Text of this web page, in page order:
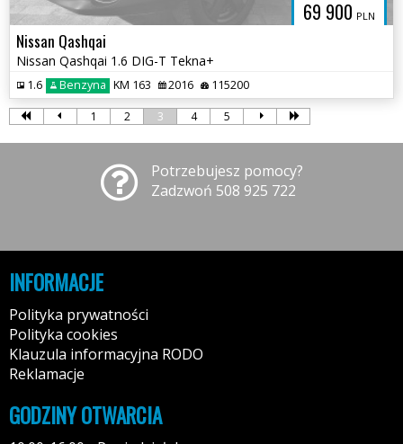
69 900 PLN
Nissan Qashqai
Nissan Qashqai 1.6 DIG-T Tekna+
1.6 Benzyna KM 163 2016 115200
1 2 3 4 5
Potrzebujesz pomocy?
Zadzwoń 508 925 722
INFORMACJE
Polityka prywatności
Polityka cookies
Klauzula informacyjna RODO
Reklamacje
GODZINY OTWARCIA